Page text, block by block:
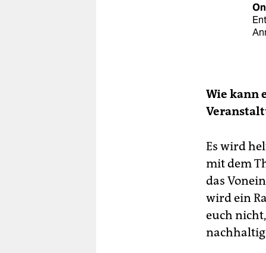
Wie kann
Es wird
mit dem
das
wird ein
euch